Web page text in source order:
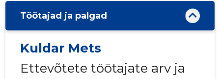
Töötajad ja palgad
Kuldar Mets
Ettevõtete töötajate arv ja